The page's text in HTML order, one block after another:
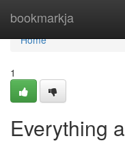
bookmarkja
Home
Home
1
Everything